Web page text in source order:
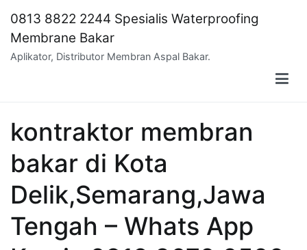
content
0813 8822 2244 Spesialis Waterproofing
Membrane Bakar
Aplikator, Distributor Membran Aspal Bakar.
kontraktor membran
bakar di Kota
Delik,Semarang,Jawa
Tengah – Whats App